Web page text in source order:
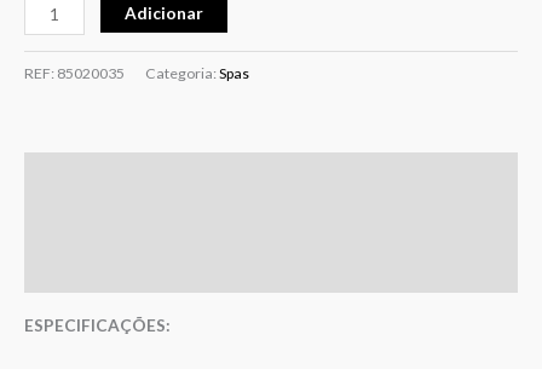
Adicionar
REF: 85020035 Categoria: Spas
ESPECIFICAÇÕES: